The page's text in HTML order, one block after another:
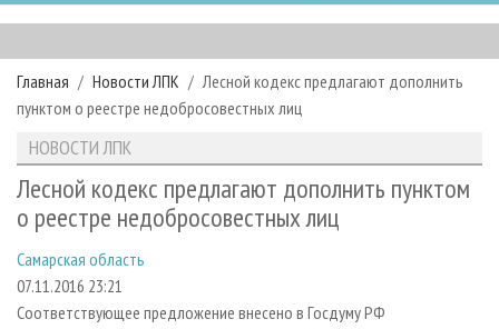
ГЛАВНАЯ
РУБРИКИ И ТЕМЫ
РУБРИКИ ЖУРНАЛА
ЛЕСОЗАГОТОВКА
ЛЕСОПИЛЕНИЕ
СУШКА ДРЕВЕСИНЫ
ПРОИЗВОДСТВО ДРЕВЕСНЫХ ПЛИТ
НОВОСТИ
НОВОСТИ ЛПК
НОВОСТИ ЖУРНАЛА
ПРОЕКТЫ ЛПИ
АНАЛИТИКА
ПРЕДПРИЯТИЯ ЛПК
ПЕРСОНЫ
МОБИЛЬНЫЕ ВЫСТАВКИ
АРХИВ
АРХИВ ЖУРНАЛОВ
СТАТЬИ
О ЖУРНАЛЕ
ПОДПИСКА
КОНТАКТЫ
РЕКЛАМОДАТЕЛЯМ
РЕКЛАМА
РЕКЛАМА НА САЙТЕ
Главная Новости ЛПК
Лесной кодекс предлагают дополнить
пунктом о реестре недобросовестных лиц
НОВОСТИ ЛПК
Лесной кодекс предлагают дополнить пунктом
о реестре недобросовестных лиц
Самарская область
07.11.2016 23:21
Соответствующее предложение внесено в Госдуму РФ